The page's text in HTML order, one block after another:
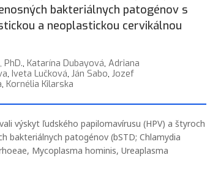
bakteriálnych patogénov s
a neoplastickou cervikálnou
PhD., Katarína Dubayová, Adriana
, Iveta Lučková, Ján Sabo, Jozef
, Kornélia Kilarska
výskyt ľudského papilomavírusu (HPV) a štyroch
bakteriálnych patogénov (bSTD; Chlamydia
Mycoplasma hominis, Ureaplasma